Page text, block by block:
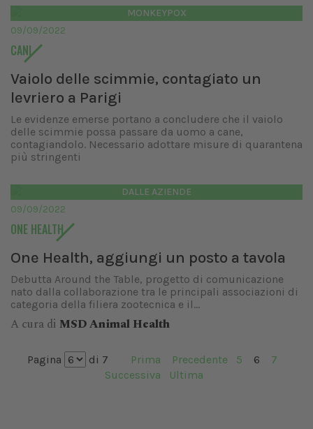
MONKEYPOX
09/09/2022
CANI
Vaiolo delle scimmie, contagiato un
levriero a Parigi
Le evidenze emerse portano a concludere che il vaiolo
delle scimmie possa passare da uomo a cane,
contagiandolo. Necessario adottare misure di quarantena
più stringenti
DALLE AZIENDE
09/09/2022
ONE HEALTH
One Health, aggiungi un posto a tavola
Debutta Around the Table, progetto di comunicazione
nato dalla collaborazione tra le principali associazioni di
categoria della filiera zootecnica e il...
A cura di MSD Animal Health
Pagina di 7 Prima Precedente 5 6
7
Successiva
Ultima